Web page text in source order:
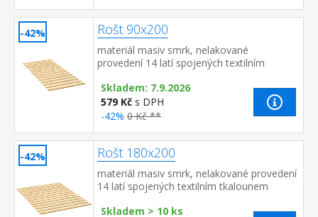
-42% Rošt 90x200
materiál masiv smrk, nelakované
provedení 14 latí spojených textilním
Skladem: 7.9.2026
579 Kč s DPH
-42% 0 Kč **
-42% Rošt 180x200
materiál masiv smrk, nelakované provedení
14 latí spojených textilním tkalounem
Skladem > 10 ks